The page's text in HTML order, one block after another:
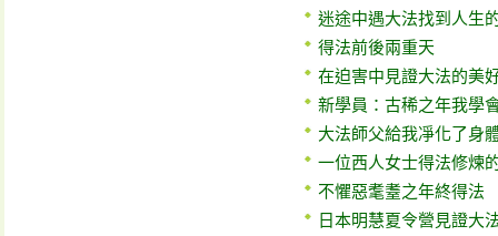
迷途中遇大法找到人生
得法前後兩重天
在迫害中見證大法的美
新學員：古稀之年我學
大法師父給我凈化了身
一位西人女士得法修煉
不懼惡耄耋之年終得法
日本明慧夏令營見證大